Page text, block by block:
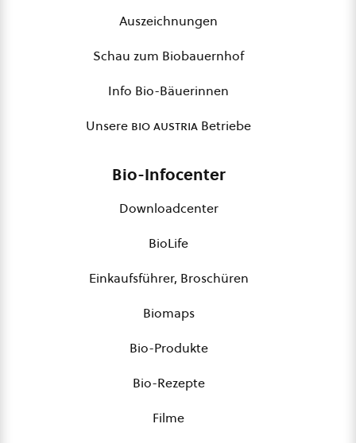
Auszeichnungen
Schau zum Biobauernhof
Info Bio-Bäuerinnen
Unsere bio austria Betriebe
Bio-Infocenter
Downloadcenter
BioLife
Einkaufsführer, Broschüren
Biomaps
Bio-Produkte
Bio-Rezepte
Filme